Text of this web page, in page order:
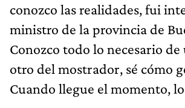
conozco las realidades, fui
ministro de la provincia de
Conozco todo lo necesario
otro del mostrador, sé cómo
Cuando llegue el momento,